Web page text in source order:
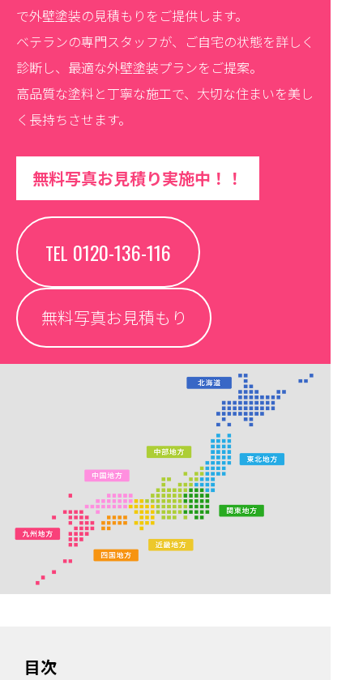
で外壁塗装の見積もりをご提供します。
ベテランの専門スタッフが、ご自宅の状態を詳しく
診断し、最適な外壁塗装プランをご提案。
高品質な塗料と丁寧な施工で、大切な住まいを美し
く長持ちさせます。
無料写真お見積り実施中！！
TEL 0120-136-116
無料写真お見積もり
目次